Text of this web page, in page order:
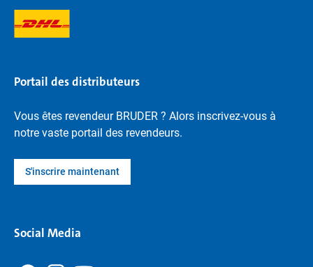
Portail des distributeurs
Vous êtes revendeur BRUDER ? Alors inscrivez-vous à
notre vaste portail des revendeurs.
S'inscrire maintenant
Social Media